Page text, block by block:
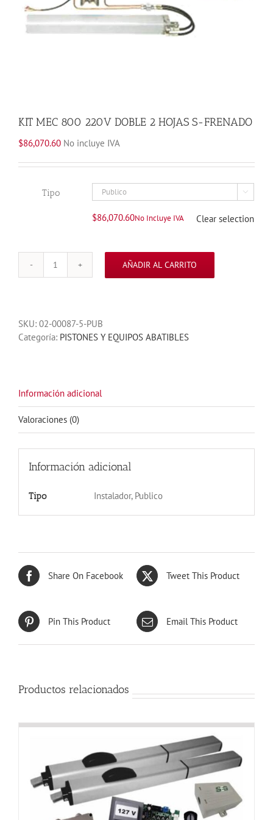
KIT MEC 800 220V DOBLE 2 HOJAS S-FRENADO
$86,070.60 No incluye IVA
Tipo 
$86,070.60No Incluye IVA Clear selection
KIT
DOBLE
2
cantidad
AÑADIR AL CARRITO
SKU: 02-00087-5-PUB
Categoría: PISTONES Y EQUIPOS ABATIBLES
Información adicional
Valoraciones (0)
Información adicional
Tipo Instalador, Publico
Share On Facebook Tweet This Product
Pin This Product Email This Product
Productos relacionados